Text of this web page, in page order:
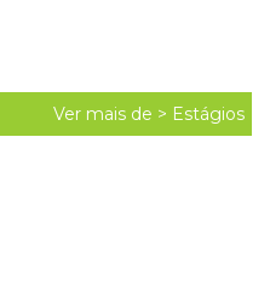
Ver mais de > Estágios